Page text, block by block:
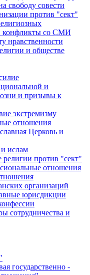
свободу совести
против "сект"
конфликты со СМИ
нравственности
и обществе
и
и призывы к
экстремизму
отношения
Церковь и
ислам
против "сект"
отношения
организаций
юрисдикции
сотрудничества и
государственно -